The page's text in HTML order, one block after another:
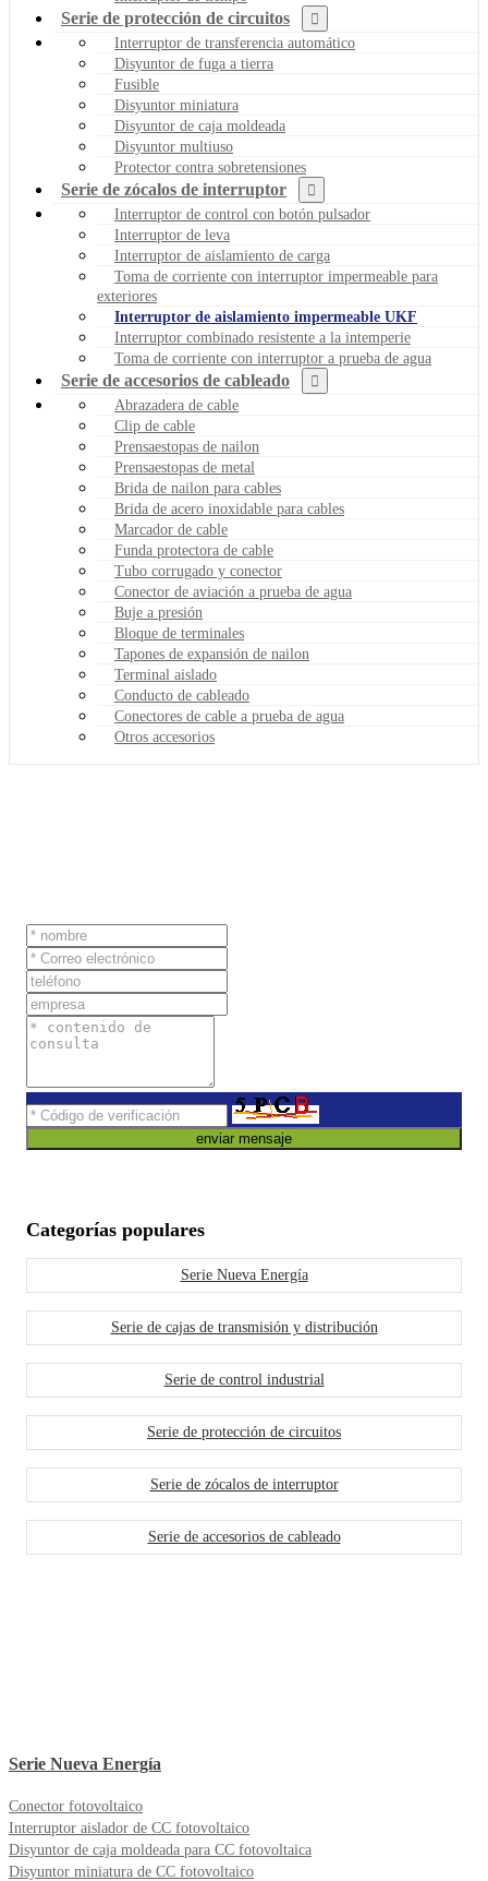
Serie de protección de circuitos
Interruptor de transferencia automático
Disyuntor de fuga a tierra
Fusible
Disyuntor miniatura
Disyuntor de caja moldeada
Disyuntor multiuso
Protector contra sobretensiones
Serie de zócalos de interruptor
Interruptor de control con botón pulsador
Interruptor de leva
Interruptor de aislamiento de carga
Toma de corriente con interruptor impermeable para
exteriores
Interruptor de aislamiento impermeable UKF
Interruptor combinado resistente a la intemperie
Toma de corriente con interruptor a prueba de agua
Serie de accesorios de cableado
Abrazadera de cable
Clip de cable
Prensaestopas de nailon
Prensaestopas de metal
Brida de nailon para cables
Brida de acero inoxidable para cables
Marcador de cable
Funda protectora de cable
Tubo corrugado y conector
Conector de aviación a prueba de agua
Buje a presión
Bloque de terminales
Tapones de expansión de nailon
Terminal aislado
Conducto de cableado
Conectores de cable a prueba de agua
Otros accesorios
enviar mensaje
Categorías populares
Serie Nueva Energía
Serie de cajas de transmisión y distribución
Serie de control industrial
Serie de protección de circuitos
Serie de zócalos de interruptor
Serie de accesorios de cableado
Serie Nueva Energía
Conector fotovoltaico
Interruptor aislador de CC fotovoltaico
Disyuntor de caja moldeada para CC fotovoltaica
Disyuntor miniatura de CC fotovoltaico